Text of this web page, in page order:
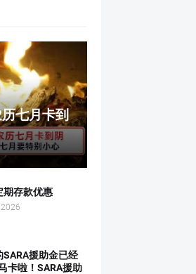
七月卡到
期存款优惠
SARA援助金已经
卡啦！SARA援助